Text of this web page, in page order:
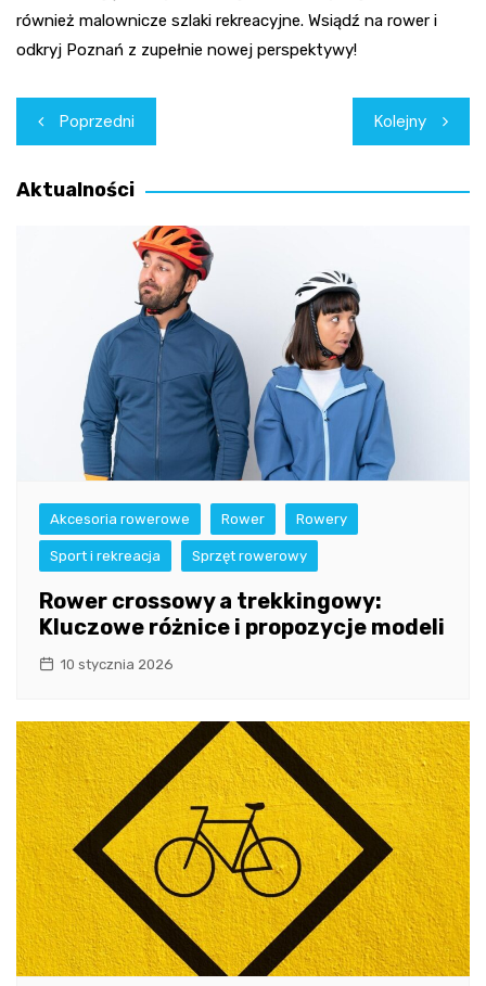
również malownicze szlaki rekreacyjne. Wsiądź na rower i
odkryj Poznań z zupełnie nowej perspektywy!
Nawigacja
wpisu
Poprzedni Kolejny
Aktualności
Akcesoria rowerowe Rower Rowery
Sport i rekreacja Sprzęt rowerowy
Rower crossowy a trekkingowy:
Kluczowe różnice i propozycje modeli
10 stycznia 2026